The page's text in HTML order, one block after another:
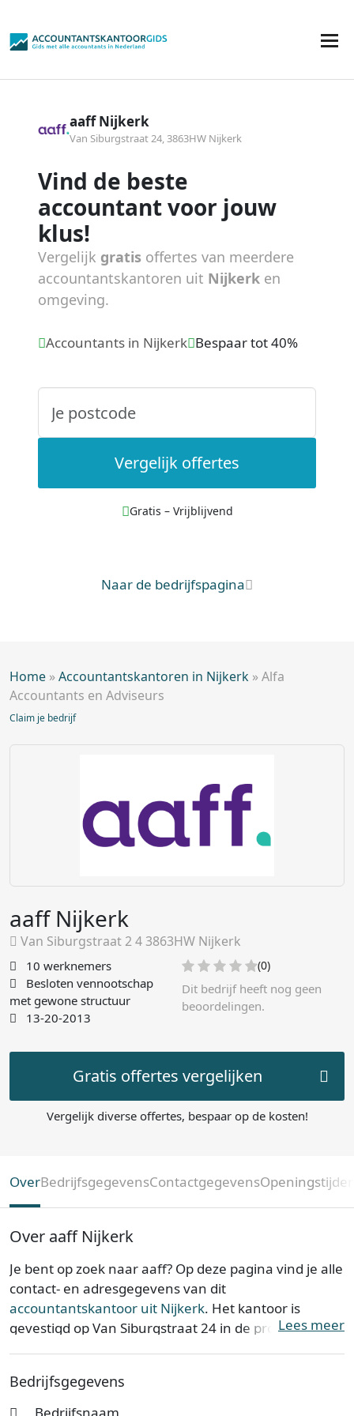
aaff Nijkerk
Van Siburgstraat 24, 3863HW Nijkerk
Vind de beste
accountant voor jouw
klus!
Vergelijk gratis offertes van meerdere
accountantskantoren uit Nijkerk en
omgeving.
Accountants in Nijkerk Bespaar tot 40%
Vergelijk offertes
Gratis – Vrijblijvend
Naar de bedrijfspagina
Home »Accountantskantoren in Nijkerk »Alfa
Accountants en Adviseurs
Claim je bedrijf
aaff Nijkerk
Van Siburgstraat 2 4 3863HW Nijkerk
10 werknemers
Besloten vennootschap
met gewone structuur
13-20-2013
(0)
Dit bedrijf heeft nog geen
beoordelingen.
Gratis offertes vergelijken
Vergelijk diverse offertes, bespaar op de kosten!
OverBedrijfsgegevensContactgegevens
Over aaff Nijkerk
Je bent op zoek naar aaff? Op deze pagina vind je alle
contact- en adresgegevens van dit
accountantskantoor uit Nijkerk. Het kantoor is
gevestigd op Van Siburgstraat 24 in de provincie
aaff is bij de Kamer van Koophandel bekend onder
Lees meer
Bedrijfsgegevens